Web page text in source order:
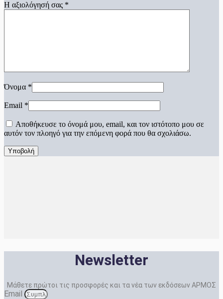
Η αξιολόγησή σας *
Όνομα *
Email *
Αποθήκευσε το όνομά μου, email, και τον ιστότοπο μου σε
αυτόν τον πλοηγό για την επόμενη φορά που θα σχολιάσω.
Newsletter
Μάθετε πρώτοι τις προσφορές και τα νέα των εκδόσεων ΑΡΜΟΣ
Email